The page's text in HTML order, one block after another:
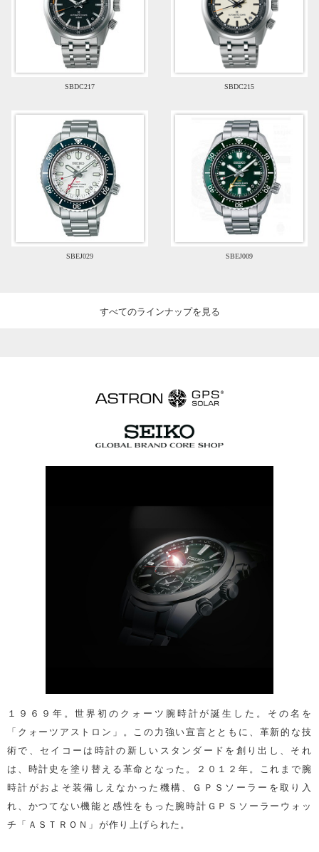
SBDC217 SBDC215
SBEJ029 SBEJ009
すべてのラインナップを見る
１９６９年。世界初のクォーツ腕時計が誕生した。その名を
「クォーツアストロン」。この力強い宣言とともに、革新的な技
術で、セイコーは時計の新しいスタンダードを創り出し、それ
は、時計史を塗り替える革命となった。２０１２年。これまで腕
時計がおよそ装備しえなかった機構、ＧＰＳソーラーを取り入
れ、かつてない機能と感性をもった腕時計ＧＰＳソーラーウォッ
チ「ＡＳＴＲＯＮ」が作り上げられた。